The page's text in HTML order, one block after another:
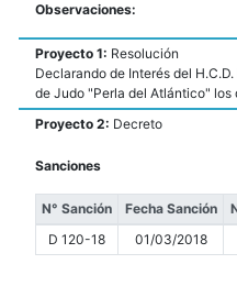
Observaciones:
Proyecto 1: Resolución
Declarando de Interés del
de Judo "Perla del Atlántico" los
Proyecto 2: Decreto
Sanciones
N° Sanción Fecha Sanción
D 120-18
01/03/2018